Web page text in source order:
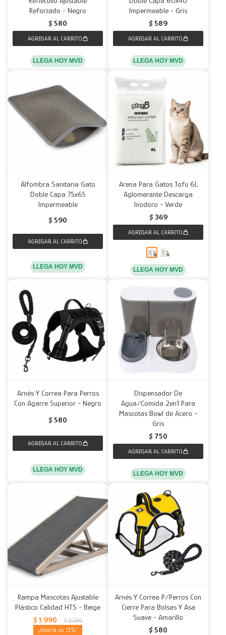
Reforzado - Negro
$ 580
LLEGA HOY MVD
Impermeable - Gris
$ 589
LLEGA HOY MVD
Alfombra Sanitaria Gato
Doble Capa 75x65
Impermeable
$ 590
LLEGA HOY MVD
Arena Para Gatos Tofu 6L
Aglomerante Descarga
Inodoro - Verde
$ 369
LLEGA HOY MVD
Arnés Y Correa Para Perros
Con Agarre Superior - Negro
$ 580
LLEGA HOY MVD
Dispensador De
Agua/Comida 2en1 Para
Mascotas Bowl de Acero -
Gris
$ 750
LLEGA HOY MVD
Rampa Mascotas Ajustable
Plástico Calidad HTS - Beige
$ 1.990 $ 2.290
13
Arnés Y Correa P/Perros Con
Cierre Para Bolsas Y Asa
Suave - Amarillo
$ 580
Calefactores
Acolchados y Frazadas
Fundas
Accesorios para el hogar
Herramientas
Muebles Infantiles